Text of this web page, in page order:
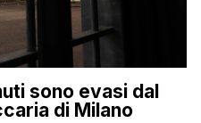
sono evasi dal
di Milano